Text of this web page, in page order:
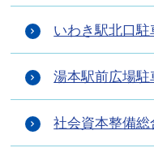
いわき駅北口駐
湯本駅前広場駐
社会資本整備総